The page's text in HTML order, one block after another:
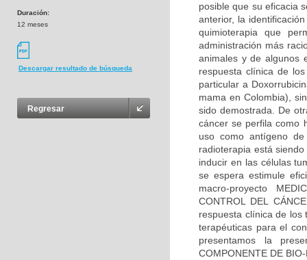
Duración:
12 meses
Descargar resultado de búsqueda
Regresar
posible que su eficacia
anterior, la
quimioterapia que
administración más
animales y de algunos
respuesta clínica de
particular a
mama en Colombia),
sido demostrada. De
cáncer se perfila como
uso como antígeno
radioterapia está
inducir en las células
se espera estimule
macro-proyecto
CONTROL DEL
respuesta clínica de los
terapéuticas para el
presentamos la
COMPONENTE DE